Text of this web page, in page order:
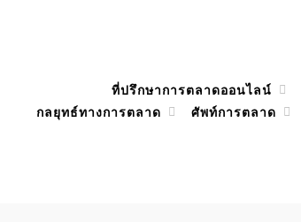
ที่ปรึกษาการตลาดออนไลน์
กลยุทธ์ทางการตลาด
ศัพท์การตลาด